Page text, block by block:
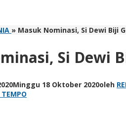
» Masuk Nominasi, Si Dewi Biji
Si Dewi
Minggu 18 Oktober 2020oleh
TEMPO